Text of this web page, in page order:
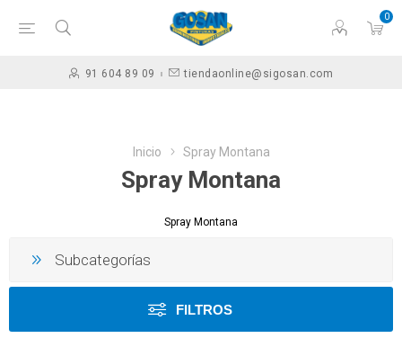
0
91 604 89 09 tiendaonline@sigosan.com
Inicio Spray Montana
Spray Montana
Spray Montana
Subcategorías
FILTROS